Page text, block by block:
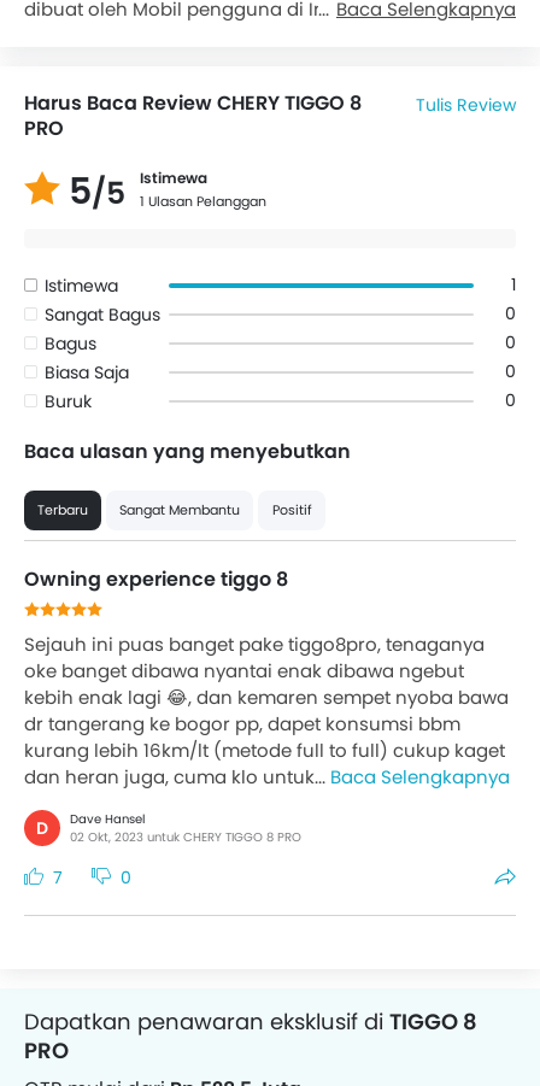
dibuat oleh Mobil pengguna di Indonesian. Ketahui
CHERY TIGGO 8 PRO
pemilik merasa puas.
Baca Selengkapnya
Harus Baca Review CHERY TIGGO 8
PRO
Tulis Review
5/5 Istimewa
1 Ulasan Pelanggan
Istimewa
1
Sangat Bagus
0
Bagus
0
Biasa Saja
0
Buruk
0
Baca ulasan yang menyebutkan
Terbaru Sangat Membantu Positif
Owning experience tiggo 8
Sejauh ini puas banget pake tiggo8pro, tenaganya
oke banget dibawa nyantai enak dibawa ngebut
kebih enak lagi 😂, dan kemaren sempet nyoba bawa
dr tangerang ke bogor pp, dapet konsumsi bbm
kurang lebih 16km/lt (metode full to full) cukup kaget
dan heran juga, cuma klo untuk... Baca Selengkapnya
D
Dave Hansel
02 Okt, 2023 untuk CHERY TIGGO 8 PRO
7 0
Dapatkan penawaran eksklusif di TIGGO 8
PRO